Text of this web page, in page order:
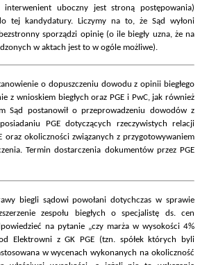
uboczny jest stroną postępowania)
tej kandydatury. Liczymy na to, że Sąd wyłoni
sporządzi opinię (o ile biegły uzna, że na
w aktach jest to w ogóle możliwe).
o dopuszczeniu dowodu z opinii biegłego
z wnioskiem biegłych oraz PGE i PwC, jak również
Sąd postanowił o przeprowadzeniu dowodów z
PGE dotyczących rzeczywistych relacji
oraz okoliczności związanych z przygotowywaniem
Termin dostarczenia dokumentów przez PGE
biegli sądowi powołani dotychczas w sprawie
zespołu biegłych o specjalistę ds. cen
na pytanie „czy marża w wysokości 4%
Elektrowni z GK PGE (tzn. spółek których byli
w wycenach wykonanych na okoliczność